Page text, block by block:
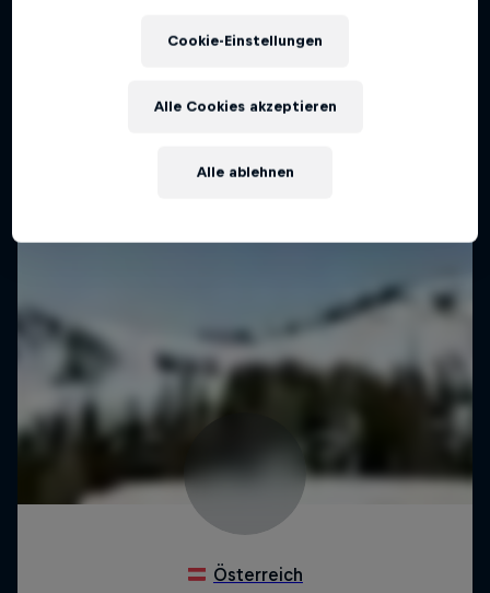
Cookie-Einstellungen
Alle ablehnen
Alle Cookies akzeptieren